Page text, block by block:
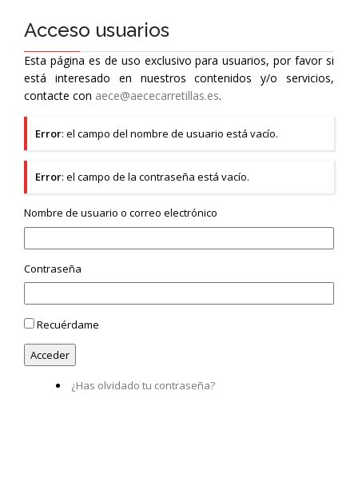
Acceso usuarios
Esta página es de uso exclusivo para usuarios, por favor si
está interesado en nuestros contenidos y/o servicios,
contacte con aece@aececarretillas.es.
Error: el campo del nombre de usuario está vacío.
Error: el campo de la contraseña está vacío.
Nombre de usuario o correo electrónico
Contraseña
Recuérdame
¿Has olvidado tu contraseña?